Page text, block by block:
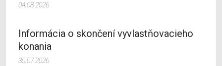
04.08.2026
Informácia o skončení vyvlastňovacieho
konania
30.07.2026